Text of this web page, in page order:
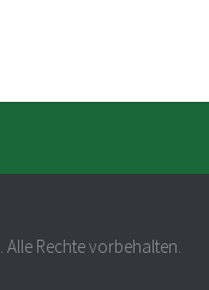
Rechte vorbehalten.